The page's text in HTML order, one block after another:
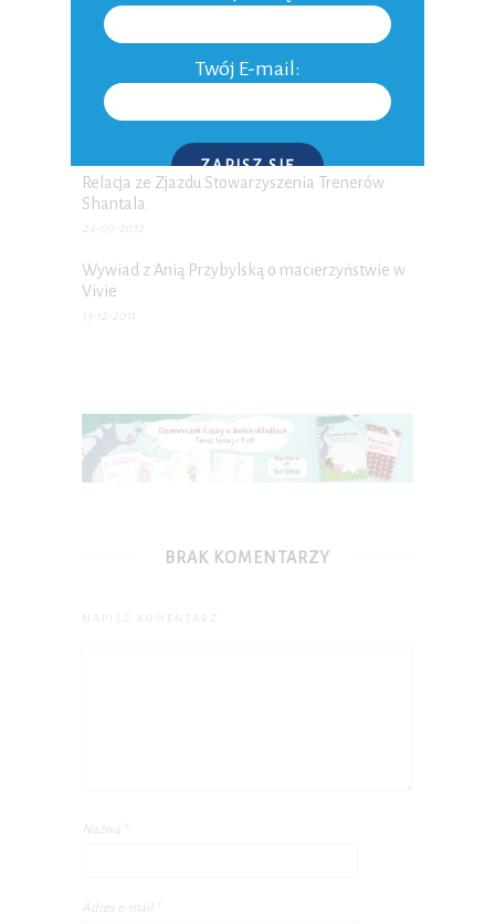
SHARE WEEK 2016 czyli autorzy polecają
autorów
Relacja ze Zjazdu Stowarzyszenia Trenerów
Shantala
24-09-2012
Wywiad z Anią Przybylską o macierzyństwie w
Vivie
13-12-2011
BRAK KOMENTARZY
Nazwa
Adres e-mail
Twój E-mail:
ZAPISZ SIĘ